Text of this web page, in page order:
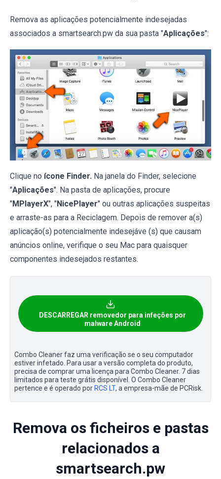
Remova as aplicações potencialmente indesejadas
associados a smartsearch.pw da sua pasta "Aplicações":
Clique no ícone Finder. Na janela do Finder, selecione
"Aplicações". Na pasta de aplicações, procure
"MPlayerX", "NicePlayer" ou outras aplicações suspeitas
e arraste-as para a Reciclagem. Depois de remover a(s)
aplicação(s) potencialmente indesejáve (s) que causam
anúncios online, verifique o seu Mac para quaisquer
componentes indesejados restantes.
DESCARREGAR removedor para infeções por
malware Android
Combo Cleaner faz uma verificação se o seu computador
estiver infetado. Para usar a versão completa do produto,
precisa de comprar uma licença para Combo Cleaner. 7 dias
limitados para teste grátis disponível. O Combo Cleaner
pertence e é operado por RCS LT, a empresa-mãe de PCRisk.
Remova os ficheiros e pastas
relacionados a
smartsearch.pw